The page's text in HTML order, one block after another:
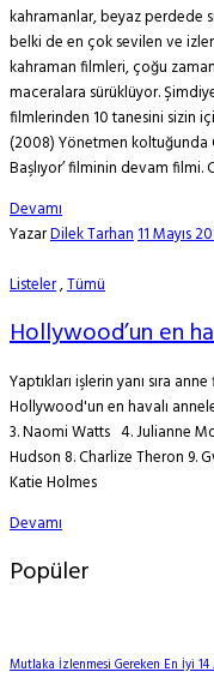
kahramanlar, beyaz perdede
belki de en çok sevilen ve
kahraman filmleri, çoğu
maceralara sürüklüyor.
filmlerinden 10 tanesini sizin
(2008) Yönetmen koltuğunda
Başlıyor’ filminin devam filmi.
Devamı
YazarDilek Tarhan11 Mayıs
Listeler,Tümü
Hollywood’un en
Yaptıkları işlerin yanı sıra
Hollywood'un en havalı
3. Naomi Watts 4. Julianne
Hudson 8. Charlize Theron 9.
Katie Holmes
Devamı
Popüler
Mutlaka İzlenmesi Gereken En İyi